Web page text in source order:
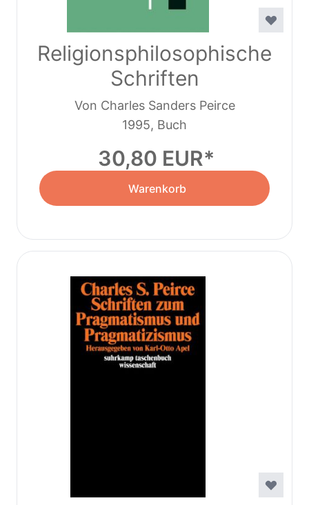
Religionsphilosophische
Schriften
Von Charles Sanders Peirce
1995, Buch
30,80 EUR
Warenkorb